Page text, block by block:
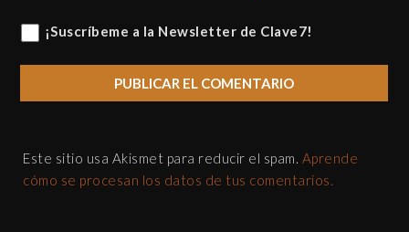
¡Suscríbeme a la Newsletter de Clave7!
Este sitio usa Akismet para reducir el spam. Aprende
cómo se procesan los datos de tus comentarios.